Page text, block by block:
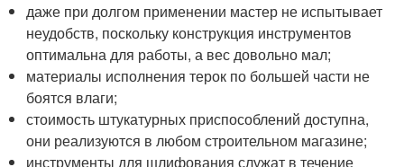
даже при долгом применении мастер не испытывает
неудобств, поскольку конструкция инструментов
оптимальна для работы, а вес довольно мал;
материалы исполнения терок по большей части не
боятся влаги;
стоимость штукатурных приспособлений доступна,
они реализуются в любом строительном магазине;
инструменты для шлифования служат в течение